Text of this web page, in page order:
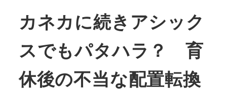
カネカに続きアシック
スでもパタハラ？ 育
休後の不当な配置転換